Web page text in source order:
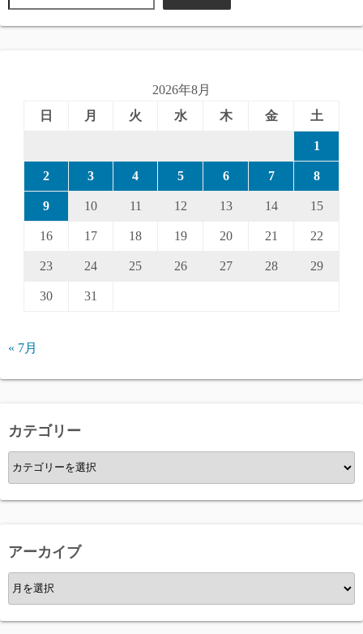
ー
2026年8月
日
月 火 水 木 金 土
1
2 3 4 5 6 7 8
9 10 11 12 13 14 15
16 17 18 19 20 21 22
23 24 25 26 27 28 29
30 31
« 7月
カテゴリー
カ
テ
ゴ
ー
アーカイブ
ア
ー
カ